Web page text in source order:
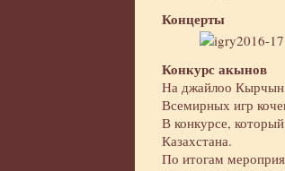
Концерты
Конкурс акынов
На джайлоо Кырчын
Всемирных игр
В конкурсе,
Казахстана.
По итогам